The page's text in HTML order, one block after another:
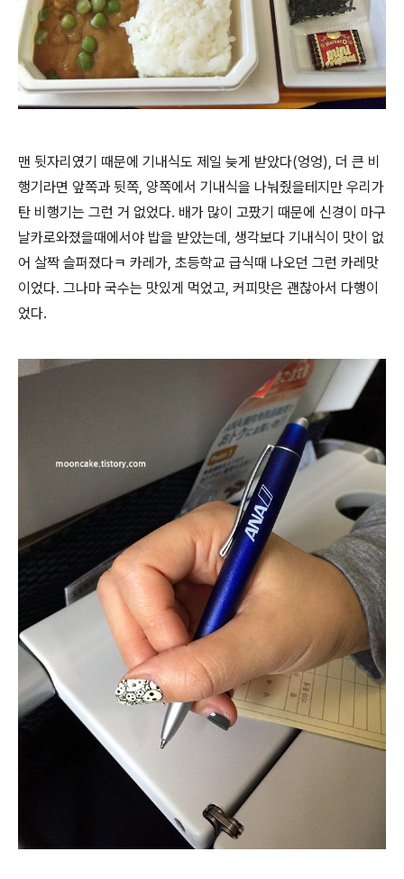
맨 뒷자리였기 때문에 기내식도 제일 늦게 받았다(엉엉), 더 큰 비
행기라면 앞쪽과 뒷쪽, 양쪽에서 기내식을 나눠줬을테지만 우리가
탄 비행기는 그런 거 없었다. 배가 많이 고팠기 때문에 신경이 마구
날카로와졌을때에서야 밥을 받았는데, 생각보다 기내식이 맛이 없
어 살짝 슬퍼졌다ㅋ 카레가, 초등학교 급식때 나오던 그런 카레맛
이었다. 그나마 국수는 맛있게 먹었고, 커피맛은 괜찮아서 다행이
었다.